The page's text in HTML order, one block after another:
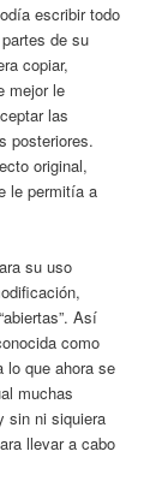
escribir todo
de su
copiar,
mejor le
las
posteriores.
original,
le permitía a
su uso
Así
como
lo que ahora se
muchas
sin ni siquiera
llevar a cabo